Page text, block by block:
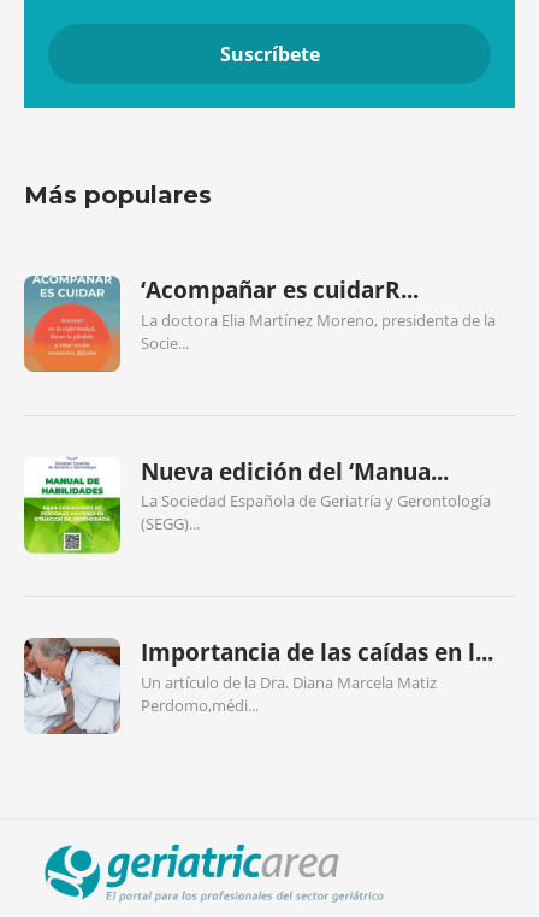
Más populares
‘Acompañar es cuidarR...
La doctora Elia Martínez Moreno, presidenta de la
Socie...
Nueva edición del ‘Manua...
La Sociedad Española de Geriatría y Gerontología
(SEGG)...
Importancia de las caídas en l...
Un artículo de la Dra. Diana Marcela Matiz
Perdomo,médi...